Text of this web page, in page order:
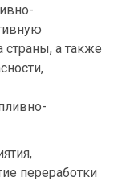
страны, а также
переработки